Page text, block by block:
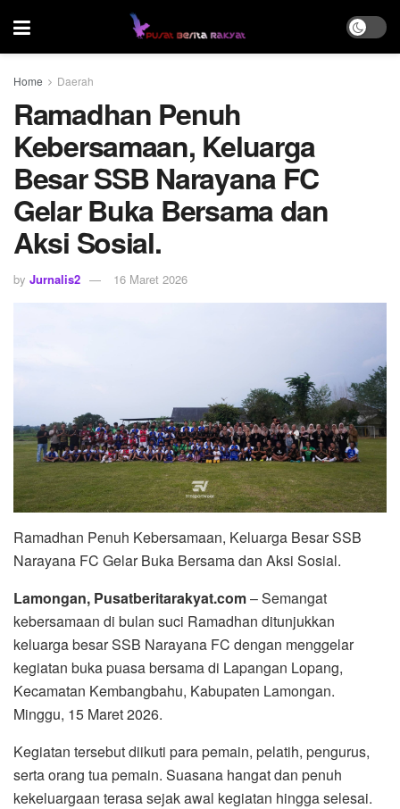
Home Daerah
Ramadhan Penuh
Kebersamaan, Keluarga
Besar SSB Narayana FC
Gelar Buka Bersama dan
Aksi Sosial.
by Jurnalis2 16 Maret 2026
Ramadhan Penuh Kebersamaan, Keluarga Besar SSB
Narayana FC Gelar Buka Bersama dan Aksi Sosial.
Lamongan, Pusatberitarakyat.com– Semangat
kebersamaan di bulan suci Ramadhan ditunjukkan
keluarga besar SSB Narayana FC dengan menggelar
kegiatan buka puasa bersama di Lapangan Lopang,
Kecamatan Kembangbahu, Kabupaten Lamongan.
Minggu, 15 Maret 2026.
Kegiatan tersebut diikuti para pemain, pelatih, pengurus,
serta orang tua pemain. Suasana hangat dan penuh
kekeluargaan terasa sejak awal kegiatan hingga selesai.